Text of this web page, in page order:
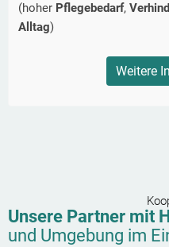
(hoher Pflegebedarf,
Alltag)
Weitere
Unsere Partner mit
und Umgebung im